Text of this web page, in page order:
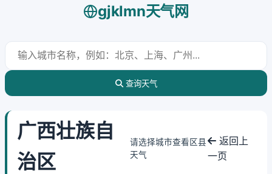
gjklmn天气网
查询天气
广西壮族自
治区
请选择城市查看区县
天气
返回上
一页